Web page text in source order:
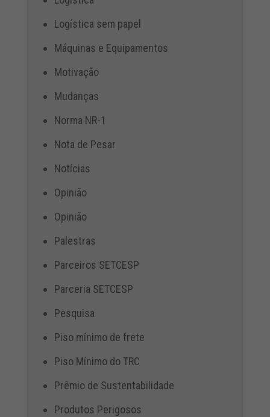
Logística sem papel
Máquinas e Equipamentos
Motivação
Mudanças
Norma NR-1
Nota de Pesar
Notícias
Opinião
Opinião
Palestras
Parceiros SETCESP
Parceria SETCESP
Pesquisa
Piso mínimo de frete
Piso Mínimo do TRC
Prêmio de Sustentabilidade
Produtos Perigosos